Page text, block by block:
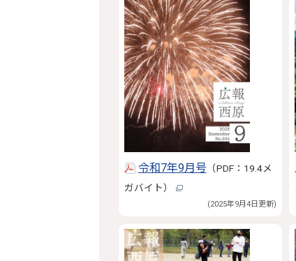
令和7年9月号（PDF：19.4メ
ガバイト）
(2025年9月4日更新)